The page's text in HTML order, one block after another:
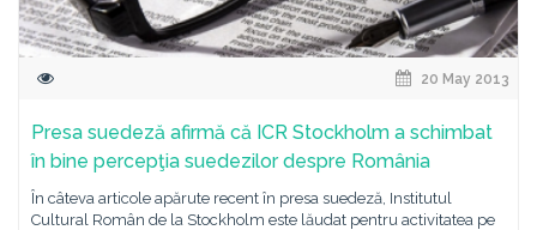
20 May 2013
Presa suedeză afirmă că ICR Stockholm a schimbat
în bine percepţia suedezilor despre România
În câteva articole apărute recent în presa suedeză, Institutul
Cultural Român de la Stockholm este lăudat pentru activitatea pe